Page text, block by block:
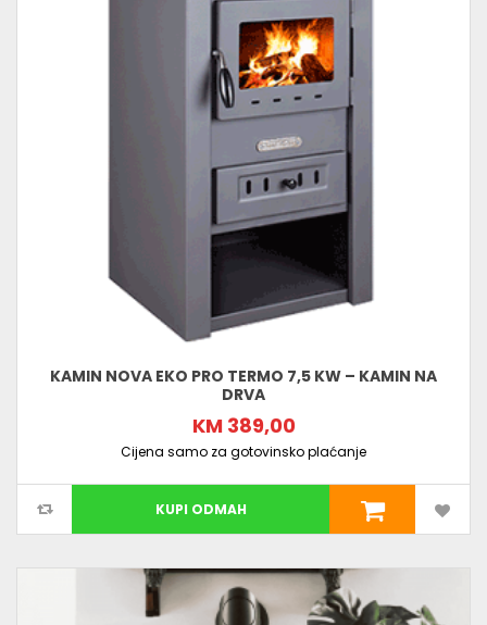
KAMIN NOVA EKO PRO TERMO 7,5 KW – KAMIN NA
DRVA
KM 389,00
Cijena samo za gotovinsko plaćanje
KUPI ODMAH